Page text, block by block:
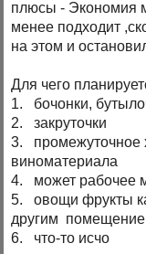
плюсы - Экономия
менее подходит
на этом и
Для чего
1. бочонки,
2. закруточки
3. промежуточное
виноматериала
4. может рабочее
5. овощи фрукты
другим
6. что-то исчо